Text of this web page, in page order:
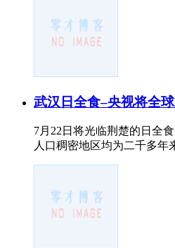
武汉日全食–央视将全
7月22日将光临荆楚的日全
人口稠密地区均为二千多年